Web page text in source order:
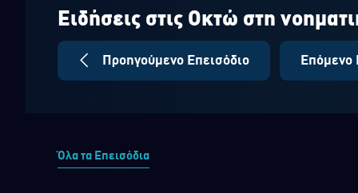
Ειδήσεις στις Οκτώ στη
Προηγούμενο Επεισόδιο Επόμενο
Όλα τα Επεισόδια